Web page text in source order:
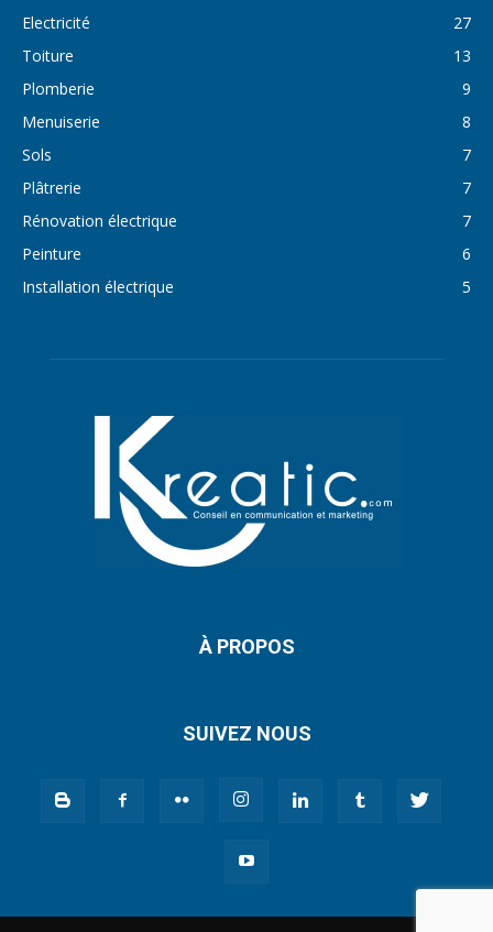
Electricité
27
Toiture
13
Plomberie
9
Menuiserie
8
Sols
7
Plâtrerie
7
Rénovation électrique
7
Peinture
6
Installation électrique
5
À PROPOS
SUIVEZ NOUS